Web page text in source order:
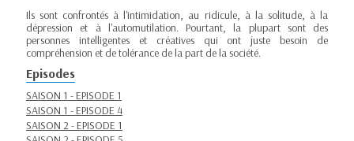
Ils sont confrontés à l'intimidation, au ridicule, à la solitude, à la
dépression et à l'automutilation. Pourtant, la plupart sont des
personnes intelligentes et créatives qui ont juste besoin de
compréhension et de tolérance de la part de la société.
Episodes
SAISON 1 - EPISODE 1
SAISON 1 - EPISODE 4
SAISON 2 - EPISODE 1